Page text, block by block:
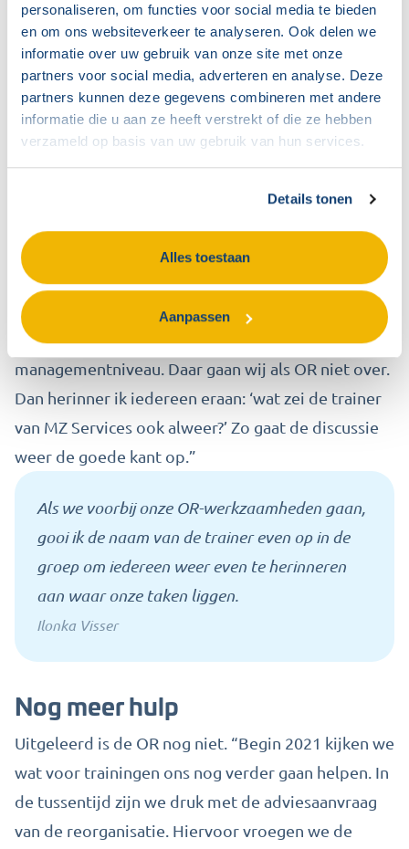
personaliseren, om functies voor social media te bieden
en om ons websiteverkeer te analyseren. Ook delen we
informatie over uw gebruik van onze site met onze
partners voor social media, adverteren en analyse. Deze
partners kunnen deze gegevens combineren met andere
informatie die u aan ze heeft verstrekt of die ze hebben
verzameld op basis van uw gebruik van hun services.
Details tonen
Alles toestaan
Aanpassen
leggen, werd ons heel goed een spiegel
voorgehouden.We hebben nu duidelijk waar we
OR invloed op hebben. ”
Watzei de trainer nou?
De eerste lessen uit de training heeft de OR van
gemeente Den Haag al in de praktijk toegepast.
fouten
en hebben nu meer kennis om de
diepte in tegaan over onderwerpen.
Tegelijkertijd
grijp ik als voorzitter makkelijker
inals we te veel de diepte in gaan richting
managementniveau Daar gaan wij als OR niet over.
Dan herinner ik iedereen eraan: ‘wat zei de trainer
van MZ Services ook alweer?’ Zo gaat de discussie
weer de goede kant op. ”
Als we voorbij onze OR-werkzaamheden gaan,
gooi ik de naam van de trainer even op in de
groep om iedereen weer even te herinneren
aan waar onze taken liggen.
Ilonka Visser
Nog meer hulp
Uitgeleerd is de OR nog niet. “Begin 2021 kijken we
wat voor trainingen ons nog verder gaan helpen. In
de tussentijd zijn we druk met de adviesaanvraag
van de reorganisatie. Hiervoor vroegen we de